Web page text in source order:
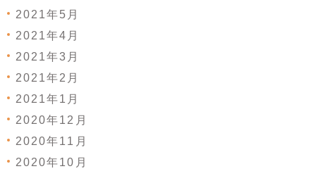
2021年5月
2021年4月
2021年3月
2021年2月
2021年1月
2020年12月
2020年11月
2020年10月